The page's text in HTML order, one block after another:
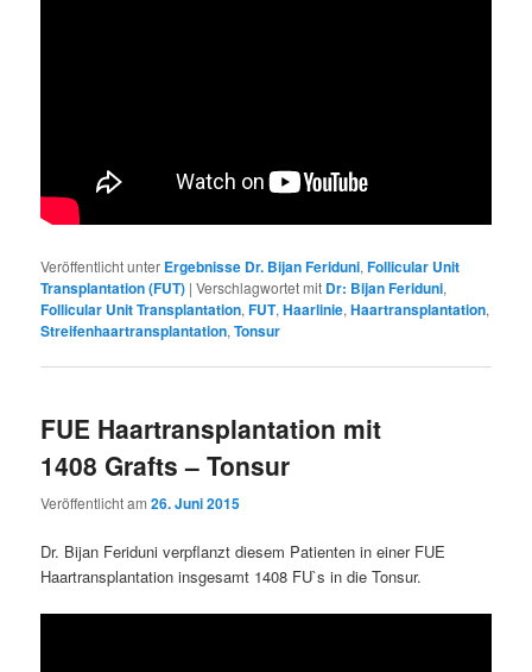
Veröffentlicht unter Ergebnisse Dr. Bijan Feriduni,Follicular Unit
Transplantation (FUT) |Verschlagwortet mit Dr: Bijan Feriduni,
Follicular Unit Transplantation,FUT,Haarlinie,Haartransplantation,
Streifenhaartransplantation,Tonsur
FUE Haartransplantation mit
1408 Grafts – Tonsur
Veröffentlicht am26. Juni 2015
Dr. Bijan Feriduni verpflanzt diesem Patienten in einer FUE
Haartransplantation insgesamt 1408 FU`s in die Tonsur.